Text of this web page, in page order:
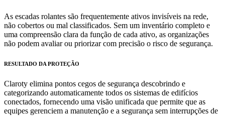
As escadas rolantes são frequentemente ativos invisíveis na rede,
não cobertos ou mal classificados. Sem um inventário completo e
uma compreensão clara da função de cada ativo, as organizações
não podem avaliar ou priorizar com precisão o risco de segurança.
RESULTADO DA PROTEÇÃO
Claroty elimina pontos cegos de segurança descobrindo e
categorizando automaticamente todos os sistemas de edifícios
conectados, fornecendo uma visão unificada que permite que as
equipes gerenciem a manutenção e a segurança sem interrupções de